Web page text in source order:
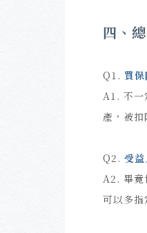
四、
Q1. 買
A1. 不一
產，被
Q2. 受
A2. 畢
可以多